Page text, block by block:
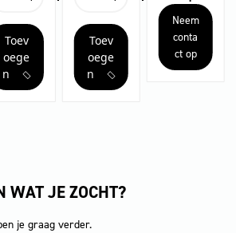
Ø
75
mm
aantal
Toev
oege
n
klem
Ø
74-
78
Toev
oege
n
van Ø 80
mm naar
60 mm
Neem
conta
ct op
WAT JE ZOCHT?
je graag verder.